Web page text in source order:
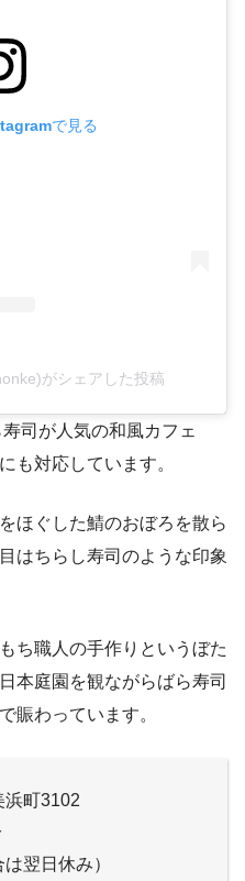
で見る
がシェアした投稿
司が人気の和風カフェ
も対応しています。
ほぐした鯖のおぼろを散ら
はちらし寿司のような印象
ち職人の手作りというぼた
本庭園を観ながらばら寿司
賑わっています。
浜町3102
翌日休み）